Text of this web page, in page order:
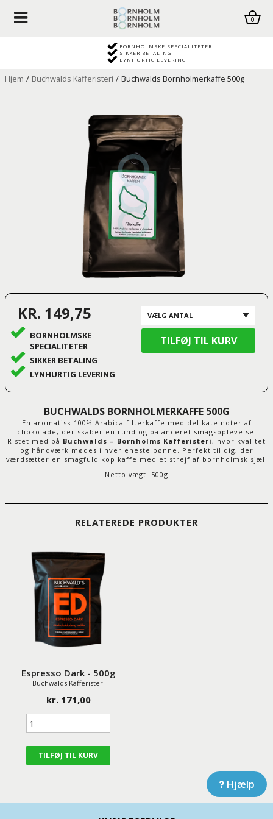
0
BORNHOLMSKE SPECIALITETER
SIKKER BETALING
LYNHURTIG LEVERING
Hjem / Buchwalds Kafferisteri / Buchwalds Bornholmerkaffe 500g
KR. 149,75
BORNHOLMSKE
SPECIALITETER
SIKKER BETALING
LYNHURTIG LEVERING
BUCHWALDS BORNHOLMERKAFFE 500G
En aromatisk 100% Arabica filterkaffe med delikate noter af
chokolade, der skaber en rund og balanceret smagsoplevelse.
Ristet med på Buchwalds – Bornholms Kafferisteri , hvor kvalitet
og håndværk mødes i hver eneste bønne. Perfekt til dig, der
værdsætter en smagfuld kop kaffe med et strejf af bornholmsk sjæl.
Netto vægt: 500g
RELATEREDE PRODUKTER
Espresso Dark - 500g
Buchwalds Kafferisteri
kr. 171,00
Hjælp